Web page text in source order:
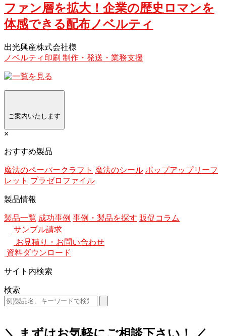
ファン層を拡大！企業の歴史ロマンを
体感できる配布ノベルティ
出光興産株式会社様
ノベルティ印刷 制作・発送・業務支援
ご案内いたします
×
おすすめ製品
魔法のペーパークラフト 魔法のシール ポップアップリーフ
レット プラゼロファイル
製品情報
製品一覧 成功事例 事例・製品を探す 販促コラム
サンプル請求
お見積り・お問い合わせ
資料ダウンロード
サイト内検索
検索
＼ まずはお気軽にご相談下さい！ ／